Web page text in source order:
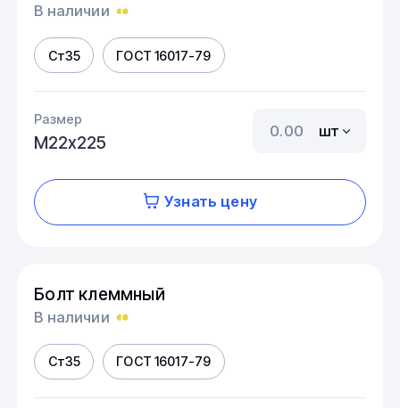
В наличии
Ст35 ГОСТ 16017-79
Размер
М22х225
шт
Узнать цену
Болт клеммный
В наличии
Ст35 ГОСТ 16017-79